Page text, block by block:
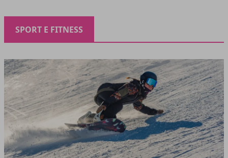
SPORT E FITNESS